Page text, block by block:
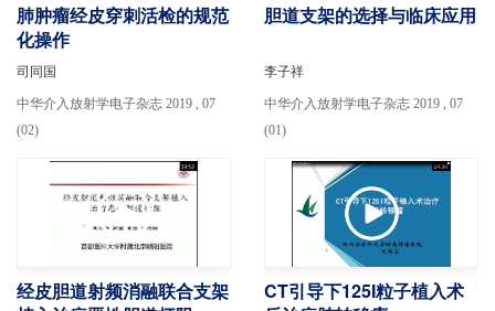
肺肿瘤经皮穿刺活检的规范
化操作
司同国
中华介入放射学电子杂志 2019 , 07
(02)
胆道支架的选择与临床应用
李子祥
中华介入放射学电子杂志 2019 , 07
(01)
经皮胆道射频消融联合支架
CT引导下125I粒子植入术